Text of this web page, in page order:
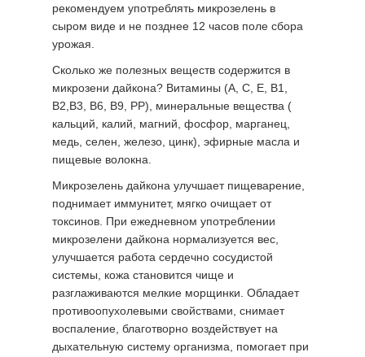
рекомендуем употреблять микрозелень в
сыром виде и не позднее 12 часов поле сбора
урожая.
Сколько же полезных веществ содержится в
микрозени дайкона? Витамины (А, С, Е, В1,
В2,В3, В6, В9, РР), минеральные вещества (
кальций, калий, магний, фосфор, марганец,
медь, селен, железо, цинк), эфирные масла и
пищевые волокна.
Микрозелень дайкона улучшает пищеварение,
поднимает иммунитет, мягко очищает от
токсинов. При ежедневном употреблении
микрозелени дайкона нормализуется вес,
улучшается работа сердечно сосудистой
системы, кожа становится чище и
разглаживаются мелкие морщинки. Обладает
противоопухолевыми свойствами, снимает
воспаление, благотворно воздействует на
дыхательную систему организма, помогает при